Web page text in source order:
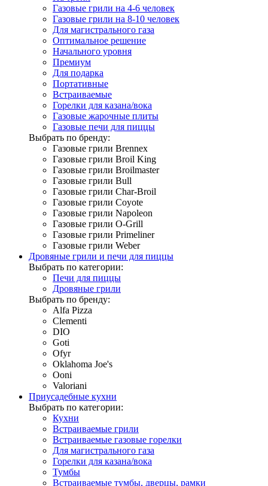
Газовые грили на 4-6 человек
Газовые грили на 8-10 человек
Для магистрального газа
Оптимальное решение
Начального уровня
Премиум
Для подарка
Портативные
Встраиваемые
Горелки для казана/вока
Газовые жарочные плиты
Газовые печи для пиццы
Выбрать по бренду:
Газовые грили Brennex
Газовые грили Broil King
Газовые грили Broilmaster
Газовые грили Bull
Газовые грили Char-Broil
Газовые грили Coyote
Газовые грили Napoleon
Газовые грили O-Grill
Газовые грили Primeliner
Газовые грили Weber
Дровяные грили и печи для пиццы
Выбрать по категории:
Печи для пиццы
Дровяные грили
Выбрать по бренду:
Alfa Pizza
Clementi
DIO
Goti
Ofyr
Oklahoma Joe's
Ooni
Valoriani
Приусадебные кухни
Выбрать по категории:
Кухни
Встраиваемые грили
Встраиваемые газовые горелки
Для магистрального газа
Горелки для казана/вока
Тумбы
Встраиваемые тумбы, дверцы, рамки